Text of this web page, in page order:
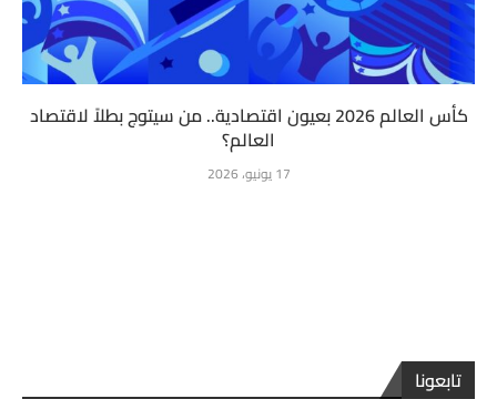
كأس العالم 2026 بعيون اقتصادية.. من سيتوج بطلاً لاقتصاد
العالم؟
17 يونيو، 2026
تابعونا